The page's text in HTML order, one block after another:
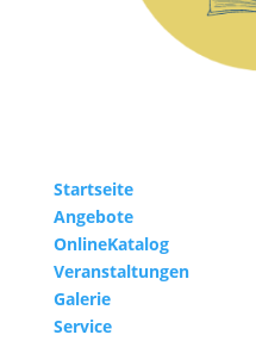
Startseite
Angebote
OnlineKatalog
Veranstaltungen
Galerie
Service